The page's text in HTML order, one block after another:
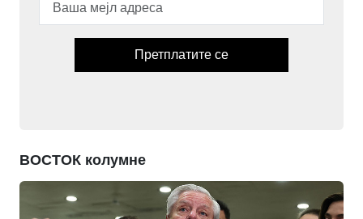
Претплатите се
ВОСТОК колумне